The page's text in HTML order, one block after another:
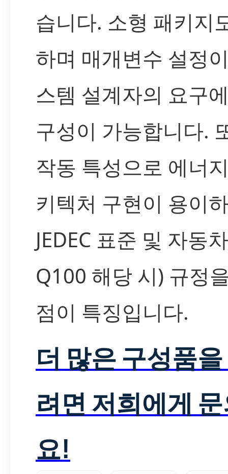
습니다. 소형 패키지
하며 매개변수 설정
스템 설계자의 요구
구성이 가능합니다.
작동 특성으로 에너
키텍처 구현이 용이
JEDEC 표준 및 자동
Q100 해당 시) 규정
점이 특징입니다.
더 많은 구성품
려면 저희에게
요!